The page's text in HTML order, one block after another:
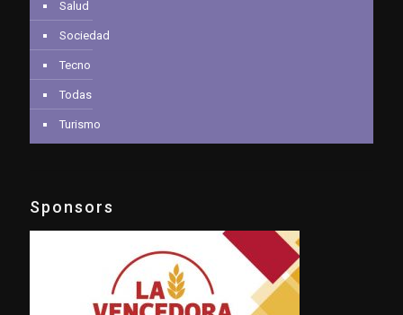
Salud
Sociedad
Tecno
Todas
Turismo
Sponsors